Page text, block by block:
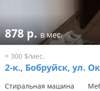
878 р.в мес.
≈ 300 $/мес.
2-к., Бобруйск, ул.
Стиральная машина